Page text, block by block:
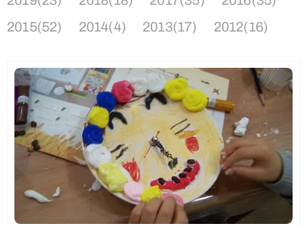
2015(52)
2014(4) 2013(17) 2012(16)